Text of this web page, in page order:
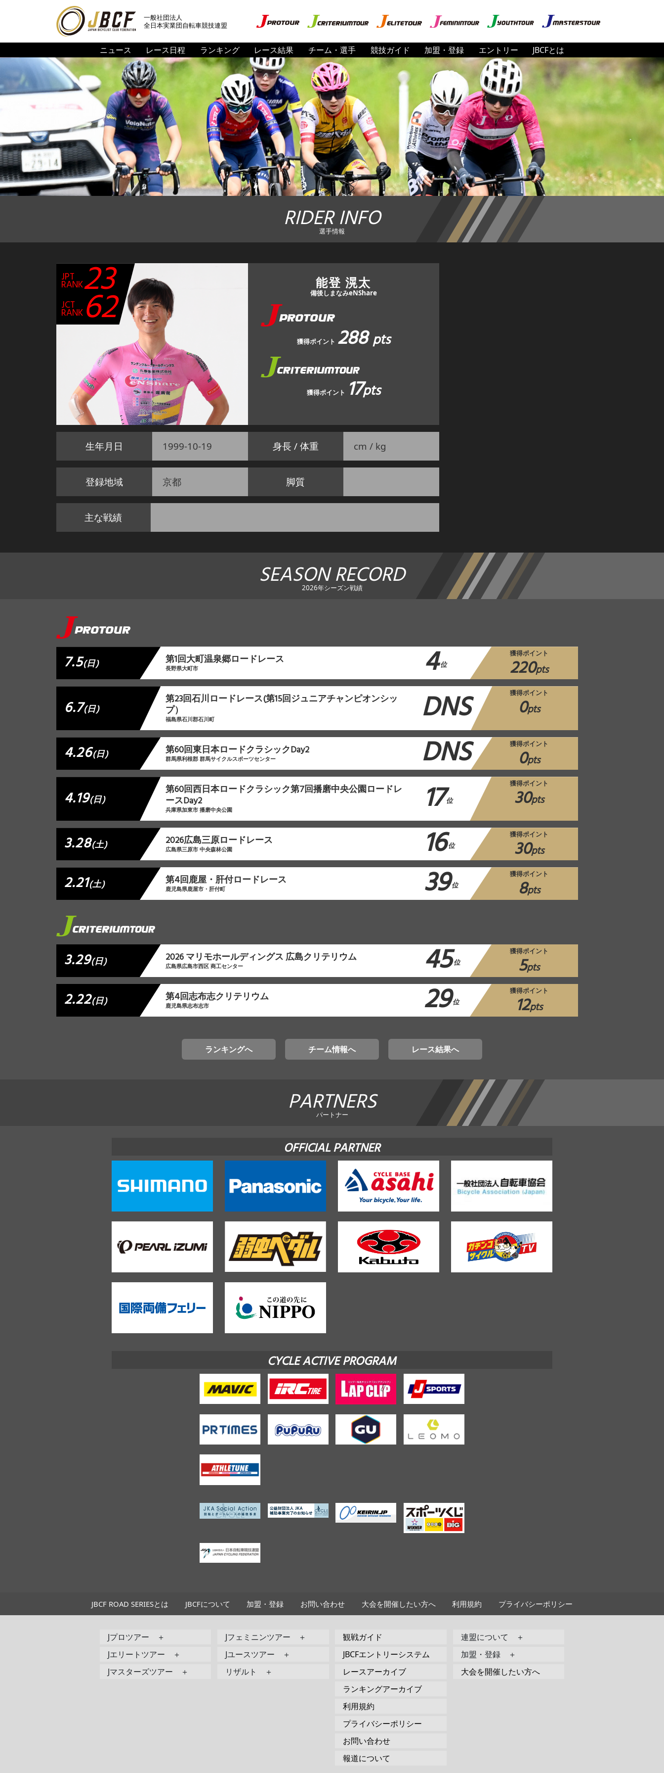
一般社団法人
全日本実業団自転車競技連盟
ニュース レース日程 ランキング レース結果 チーム・選手 競技ガイド 加盟・登録 エントリー JBCFとは
RIDER INFO
選手情報
JPT
RANK23
JCT
RANK 62 能登 滉太
備後しまなみeNShare
獲得ポイント 288pts
獲得ポイント 17pts
生年月日 1999-10-19 身長 / 体重 cm / kg
登録地域 京都 脚質
主な戦績
SEASON RECORD
2026年シーズン戦績
7.5(日) 第1回大町温泉郷ロードレース
長野県大町市 4位
獲得ポイント
220pts
6.7(日)
第23回石川ロードレース(第15回ジュニアチャンピオンシッ
プ）
福島県石川郡石川町 DNS 獲得ポイント
0pts
4.26(日) 第60回東日本ロードクラシックDay2
群馬県利根郡 群馬サイクルスポーツセンター DNS 獲得ポイント
0pts
4.19(日)
第60回西日本ロードクラシック第7回播磨中央公園ロードレ
ースDay2
兵庫県加東市 播磨中央公園 17 位
獲得ポイント
30pts
3.28(土) 2026広島三原ロードレース
広島県三原市 中央森林公園 16位
獲得ポイント
30pts
2.21(土) 第4回鹿屋・肝付ロードレース
鹿児島県鹿屋市・肝付町 39位
獲得ポイント
8pts
3.29(日) 2026 マリモホールディングス 広島クリテリウム
広島県広島市西区 商工センター 45位
獲得ポイント
5pts
2.22(日) 第4回志布志クリテリウム
鹿児島県志布志市 29位
獲得ポイント
12pts
ランキングへ チーム情報へ レース結果へ
PARTNERS
パートナー
OFFICIAL PARTNER
CYCLE ACTIVE PROGRAM
JBCF ROAD SERIESとは JBCFについて 加盟・登録 お問い合わせ 大会を開催したい方へ 利用規約 プライバシーポリシー
Jプロツアー ＋
Jエリートツアー ＋
Jマスターズツアー ＋
Jフェミニンツアー ＋
Jユースツアー ＋
リザルト ＋
観戦ガイド
JBCFエントリーシステム
レースアーカイブ
ランキングアーカイブ
利用規約
プライバシーポリシー
お問い合わせ
報道について
連盟について ＋
加盟・登録 ＋
大会を開催したい方へ